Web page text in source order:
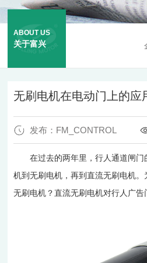
ABOUT US
关于富兴
无刷电机在电动门上的应
发布：FM_CONTROL
在过去的两年里，行人通道闸
机到无刷电机，再到直流无刷电机
无刷电机？直流无刷电机对行人广告